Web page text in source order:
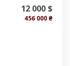
12 000 $
456 000 ₴